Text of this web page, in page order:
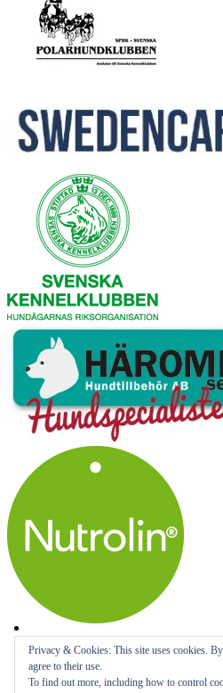
Privacy & Cookies: This site uses cookies.
agree to their use.
To find out more, including how to control